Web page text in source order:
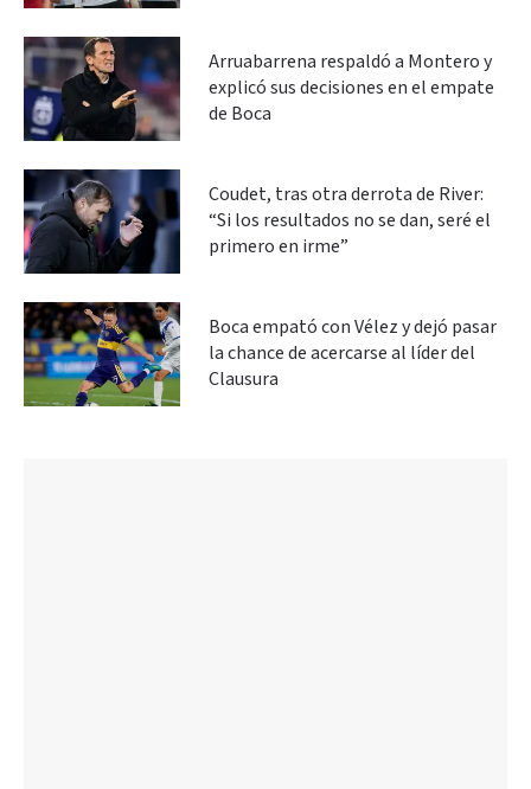
Arruabarrena respaldó a Montero y
explicó sus decisiones en el empate
de Boca
Coudet, tras otra derrota de River:
“Si los resultados no se dan, seré el
primero en irme”
Boca empató con Vélez y dejó pasar
la chance de acercarse al líder del
Clausura